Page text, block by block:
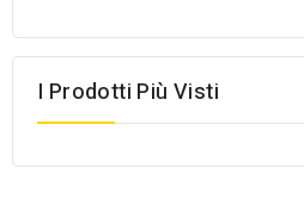
I Prodotti Più Visti